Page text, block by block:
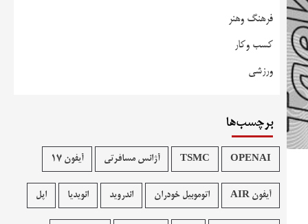
فرهنگ وهنر
کسب وکار
ورزشی
برچسب‌ها
OPENAI
TSMC آژانس مسافرتی آیفون 17
آیفون AIR اتوموبیل خودران اندروید انویدیا اپل